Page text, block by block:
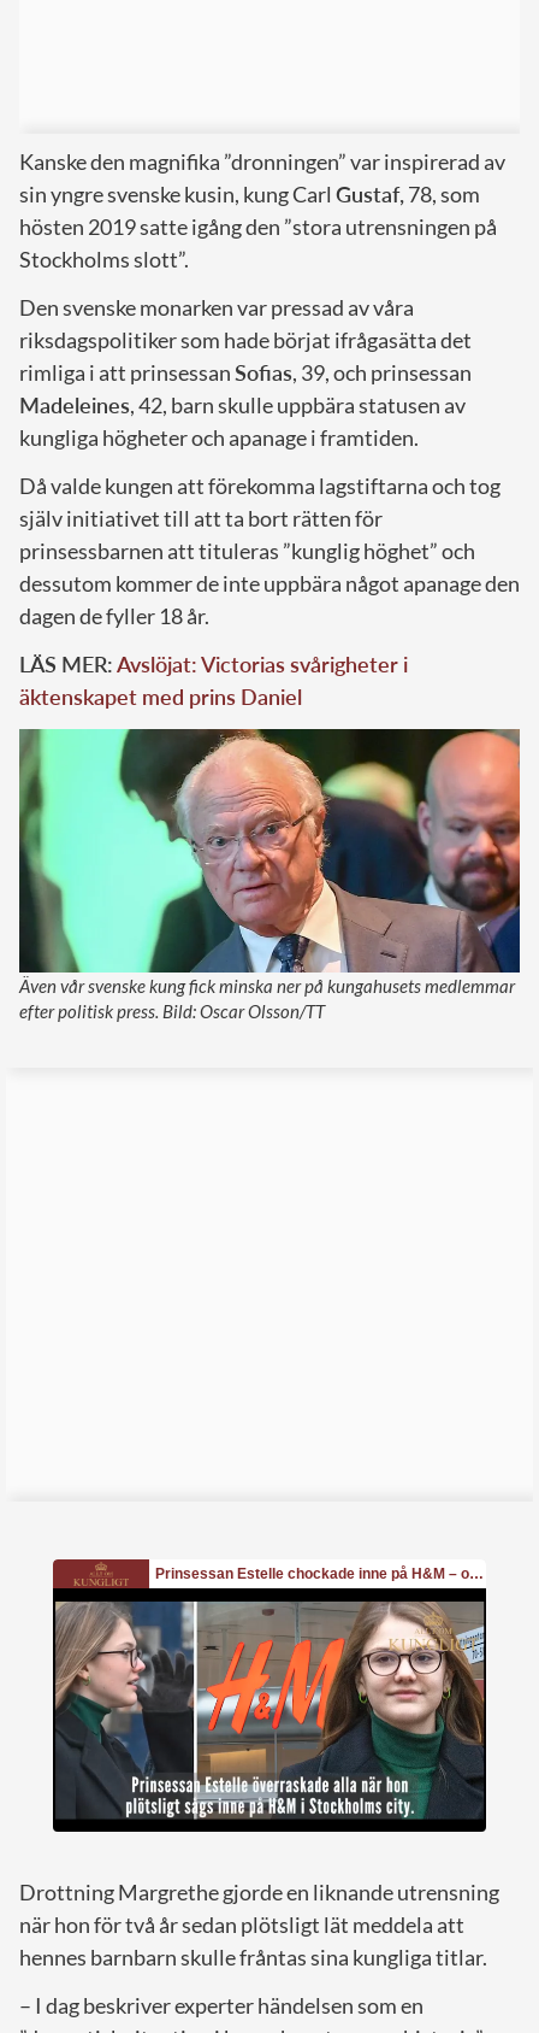
Kanske den magnifika ”dronningen” var inspirerad av
sin yngre svenske kusin, kung Carl Gustaf, 78, som
hösten 2019 satte igång den ”stora utrensningen på
Stockholms slott”.
Den svenske monarken var pressad av våra
riksdagspolitiker som hade börjat ifrågasätta det
rimliga i att prinsessanSofias, 39, och prinsessan
Madeleines, 42, barn skulle uppbära statusen av
kungliga högheter och apanage i framtiden.
Då valde kungen att förekomma lagstiftarna och tog
själv initiativet till att ta bort rätten för
prinsessbarnen att tituleras ”kunglig höghet” och
dessutom kommer de inte uppbära något apanage den
dagen de fyller 18 år.
LÄS MER:Avslöjat: Victorias svårigheter i
äktenskapet med prins Daniel
Även vår svenske kung fick minska ner på kungahusets medlemmar
efter politisk press. Bild: Oscar Olsson/TT
Drottning Margrethe gjorde en liknande utrensning
när hon för två år sedan plötsligt lät meddela att
hennes barnbarn skulle fråntas sina kungliga titlar.
– I dag beskriver experter händelsen som en